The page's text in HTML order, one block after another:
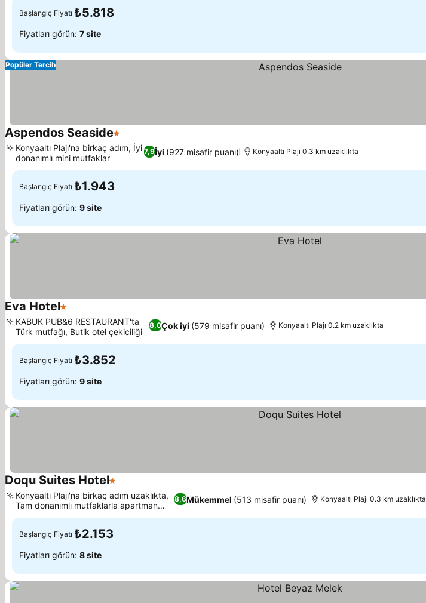
Başlangıç Fiyatı ₺5.818
Fiyatları görün: 7 site
Popüler Tercih
Aspendos Seaside1 Yıldız
7,9İyi (927 misafir puanı)
Konyaaltı Plajı'na birkaç adım, İyi
donanımlı mini mutfaklar
Konyaaltı Plajı 0.3 km uzaklıkta
Başlangıç Fiyatı ₺1.943
Fiyatları görün: 9 site
Eva Hotel1 Yıldız
8,0Çok iyi (579 misafir puanı)
KABUK PUB&6 RESTAURANT'ta
Türk mutfağı, Butik otel çekiciliği
Konyaaltı Plajı 0.2 km uzaklıkta
Başlangıç Fiyatı ₺3.852
Fiyatları görün: 9 site
Doqu Suites Hotel1 Yıldız
8,6Mükemmel (513 misafir puanı)
Konyaaltı Plajı'na birkaç adım uzaklıkta,
Tam donanımlı mutfaklarla apartman
tarzı yaşam
Konyaaltı Plajı 0.3 km uzaklıkta
Başlangıç Fiyatı ₺2.153
Fiyatları görün: 8 site